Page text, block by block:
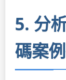
5. 分
碼案